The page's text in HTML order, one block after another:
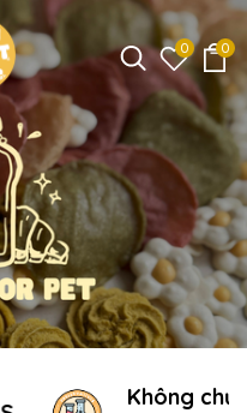
0 0
bảo quản, chất tạo